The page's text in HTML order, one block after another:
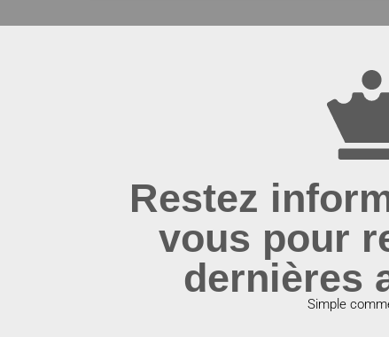
Restez
vous pour
dernières
Simple